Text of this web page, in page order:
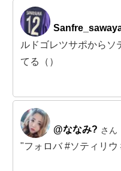
ルドゴレツサポからソ
てる（）
@ななみ? さん
"フォロバ #ソティリ